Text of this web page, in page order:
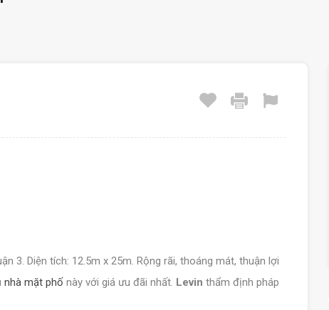
3. Diện tích: 12.5m x 25m. Rộng rãi, thoáng mát, thuận lợi
nhà mặt phố này với giá ưu đãi nhất. Levin thẩm định pháp